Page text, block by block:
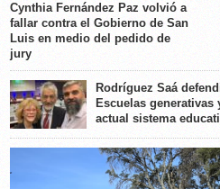
Cynthia Fernández Paz volvió a
fallar contra el Gobierno de San
Luis en medio del pedido de
jury
Rodríguez Saá
Escuelas generativas
actual sistema